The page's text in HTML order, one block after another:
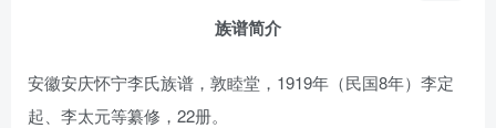
族谱简介
安徽安庆怀宁李氏族谱，敦睦堂，1919年（民国8年）李定
起、李太元等纂修，22册。